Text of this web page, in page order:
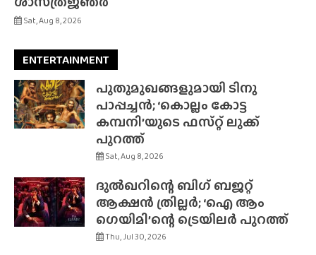
Sat, Aug 8, 2026
ENTERTAINMENT
പുതുമുഖങ്ങളുമായി ടിനു
പാപ്പച്ചൻ; ‘കൊല്ലം കോട്ട
കമ്പനി’യുടെ ഫസ്‌റ്റ് ലുക്ക്
പുറത്ത്
Sat, Aug 8, 2026
ദുൽഖറിന്റെ ബിഗ് ബജറ്റ്
ആക്ഷൻ ത്രില്ലർ; ‘ഐ ആം
ഗെയിമി’ന്റെ ട്രെയിലർ പുറത്ത്
Thu, Jul 30, 2026